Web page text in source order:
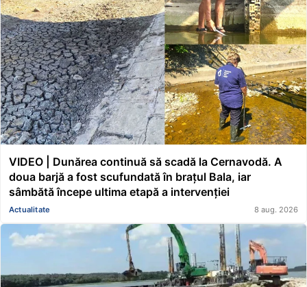
VIDEO | Dunărea continuă să scadă la Cernavodă. A
doua barjă a fost scufundată în brațul Bala, iar
sâmbătă începe ultima etapă a intervenției
Actualitate 8 aug. 2026